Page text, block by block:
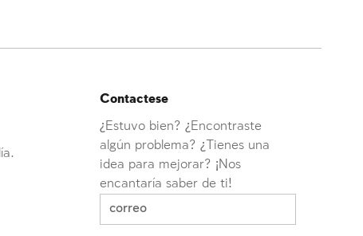
Contactese
¿Estuvo bien? ¿Encontraste
algún problema? ¿Tienes una
idea para mejorar? ¡Nos
encantaría saber de ti!